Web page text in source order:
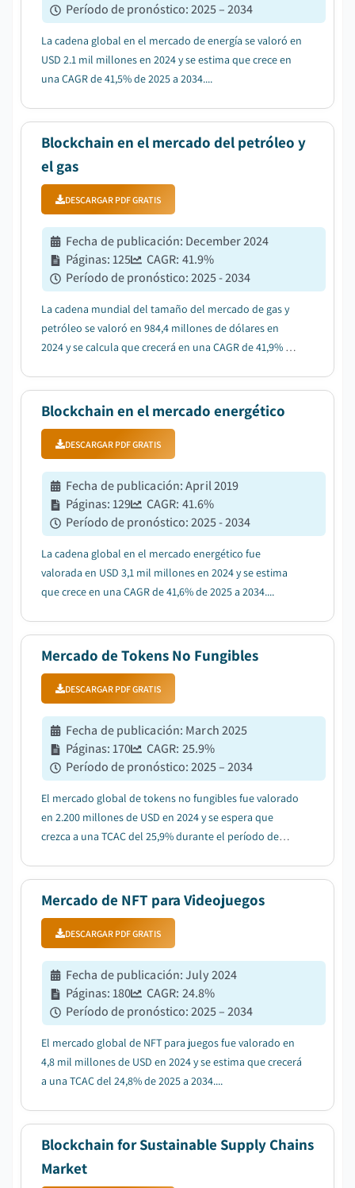
Período de pronóstico:2025 – 2034
La cadena global en el mercado de energía se valoró en
USD 2.1 mil millones en 2024 y se estima que crece en
una CAGR de 41,5% de 2025 a 2034....
Blockchain en el mercado del petróleo y
el gas
DESCARGAR PDF GRATIS
Fecha de publicación: December 2024
Páginas:125 CAGR: 41.9%
Período de pronóstico:2025 - 2034
La cadena mundial del tamaño del mercado de gas y
petróleo se valoró en 984,4 millones de dólares en
2024 y se calcula que crecerá en una CAGR de 41,9% de
Blockchain en el mercado energético
DESCARGAR PDF GRATIS
Fecha de publicación:April 2019
Páginas:129 CAGR: 41.6%
Período de pronóstico:2025 - 2034
La cadena global en el mercado energético fue
valorada en USD 3,1 mil millones en 2024 y se estima
que crece en una CAGR de 41,6% de 2025 a 2034....
Mercado de Tokens No Fungibles
DESCARGAR PDF GRATIS
Fecha de publicación: March 2025
Páginas:170 CAGR: 25.9%
Período de pronóstico:2025 – 2034
El mercado global de tokens no fungibles fue valorado
en 2.200 millones de USD en 2024 y se espera que
crezca a una TCAC del 25,9% durante el período de
Mercado de NFT para Videojuegos
DESCARGAR PDF GRATIS
Fecha de publicación:July 2024
Páginas:180 CAGR: 24.8%
Período de pronóstico:2025 – 2034
El mercado global de NFT para juegos fue valorado en
4,8 mil millones de USD en 2024 y se estima que crecerá
a una TCAC del 24,8% de 2025 a 2034....
Blockchain for Sustainable Supply Chains
Market